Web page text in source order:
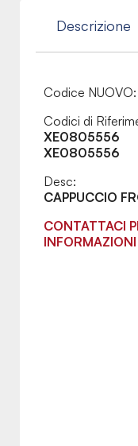
Descrizione
Codice NUOVO:
Codici di
XE0805556
XE0805556
Desc:
CAPPUCCIO
CONTATTACI
INFORMAZIONI